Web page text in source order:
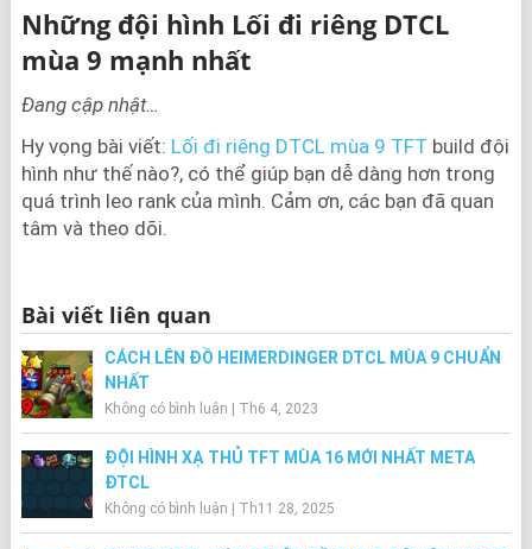
Những đội hình Lối đi riêng DTCL
mùa 9 mạnh nhất
Đang cập nhật…
Hy vọng bài viết: Lối đi riêng DTCL mùa 9 TFT build đội
hình như thế nào?, có thể giúp bạn dễ dàng hơn trong
quá trình leo rank của mình. Cảm ơn, các bạn đã quan
tâm và theo dõi.
Bài viết liên quan
CÁCH LÊN ĐỒ HEIMERDINGER DTCL MÙA 9 CHUẨN
NHẤT
Không có bình luận Th6 4, 2023
ĐỘI HÌNH XẠ THỦ TFT MÙA 16 MỚI NHẤT META
ĐTCL
Không có bình luận Th11 28, 2025